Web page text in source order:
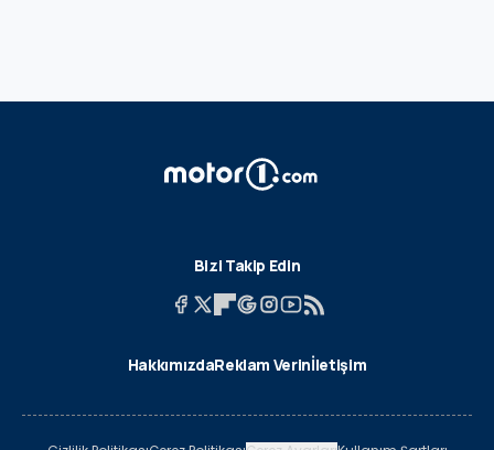
Bizi Takip Edin
HakkımızdaReklam Verinİletişim